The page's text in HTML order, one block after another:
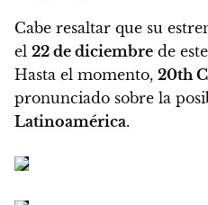
Cabe resaltar que su
el 22 de diciembre de
Hasta el momento, 20th
pronunciado sobre la
Latinoamérica.